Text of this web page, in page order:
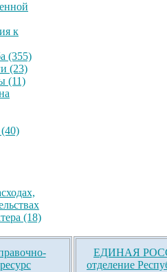
к
(355)
(23)
(11)
(18)
ЕДИНАЯ
отделение